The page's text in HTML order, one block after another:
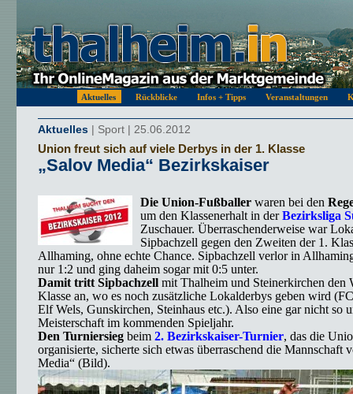
Aktuelles Rückblicke Infos + Tipps Veranstaltungen
Aktuelles | Sport | 25.06.2012
Union freut sich auf viele Derbys in der 1. Klasse
„Salov Media“ Bezirkskaiser
Die Union-Fußballer waren bei den
um den Klassenerhalt in derBezirksliga
Zuschauer. Überraschenderweise war
Sipbachzell gegen den Zweiten der 1.
Allhaming, ohne echte Chance. Sipbachzell verlor in
nur 1:2 und ging daheim sogar mit 0:5 unter.
Damit tritt Sipbachzell mit Thalheim und Steinerkirchen den
Klasse an, wo es noch zusätzliche Lokalderbys geben wird
Elf Wels, Gunskirchen, Steinhaus etc.). Also eine gar nicht so
Meisterschaft im kommenden Spieljahr.
Den Turniersieg beim 2. Bezirkskaiser-Turnier, das die
organisierte, sicherte sich etwas überraschend die Mannschaft
Media“ (Bild).